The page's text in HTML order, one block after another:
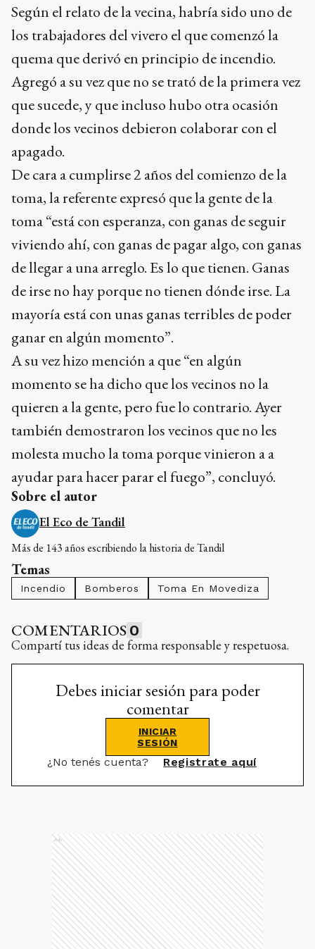
Según el relato de la vecina, habría sido uno de
los trabajadores del vivero el que comenzó la
quema que derivó en principio de incendio.
Agregó a su vez que no se trató de la primera vez
que sucede, y que incluso hubo otra ocasión
donde los vecinos debieron colaborar con el
apagado.
De cara a cumplirse 2 años del comienzo de la
toma, la referente expresó que la gente de la
toma “está con esperanza, con ganas de seguir
viviendo ahí, con ganas de pagar algo, con ganas
de llegar a una arreglo. Es lo que tienen. Ganas
de irse no hay porque no tienen dónde irse. La
mayoría está con unas ganas terribles de poder
ganar en algún momento”.
A su vez hizo mención a que “en algún
momento se ha dicho que los vecinos no la
quieren a la gente, pero fue lo contrario. Ayer
también demostraron los vecinos que no les
molesta mucho la toma porque vinieron a a
ayudar para hacer parar el fuego”, concluyó.
Sobre el autor
El Eco de Tandil
Más de 143 años escribiendo la historia de Tandil
Temas
Incendio Bomberos Toma En Movediza
COMENTARIOS 0
Compartí tus ideas de forma responsable y respetuosa.
Debes iniciar sesión para poder
comentar
INICIAR
SESIÓN
¿No tenés cuenta? Registrate aquí
Ads